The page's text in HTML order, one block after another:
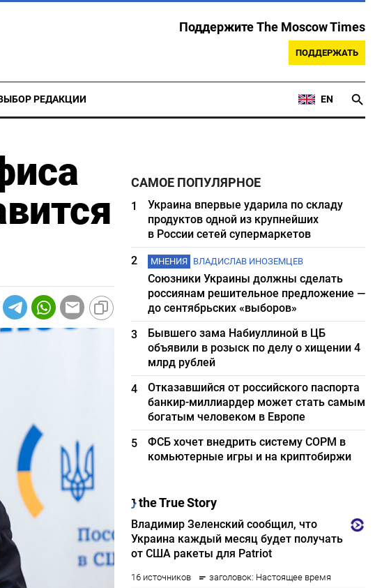
Поддержите The Moscow Times
ПОДДЕРЖАТЬ
РЕДАКЦИИ EN
САМОЕ ПОПУЛЯРНОЕ
1
Украина впервые ударила по складу
продуктов одной из крупнейших
в России сетей супермаркетов
2
МНЕНИЯ ВЛАДИСЛАВ ИНОЗЕМЦЕВ
Союзники Украины должны сделать
россиянам решительное предложение —
до сентябрьских «выборов»
3
Бывшего зама Набиуллиной в ЦБ
объявили в розыск по делу о хищении 4
млрд рублей
4
Отказавшийся от российского паспорта
банкир-миллиардер может стать самым
богатым человеком в Европе
5
ФСБ хочет внедрить систему СОРМ в
комьютерные игры и на криптобиржи